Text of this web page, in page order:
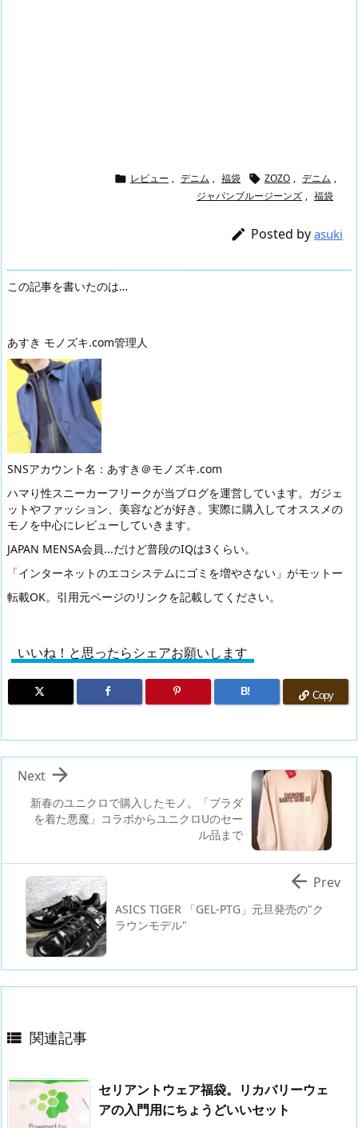
 レビュー , デニム , 福袋  ZOZO , デニム ,
ジャパンブルージーンズ , 福袋
 Posted by asuki
この記事を書いたのは…
あすき モノズキ.com管理人
SNSアカウント名：あすき＠モノズキ.com
ハマり性スニーカーフリークが当ブログを運営しています。ガジェ
ットやファッション、美容などが好き。実際に購入してオススメの
モノを中心にレビューしていきます。
JAPAN MENSA会員...だけど普段のIQは3くらい。
「インターネットのエコシステムにゴミを増やさない」がモットー
転載OK。引用元ページのリンクを記載してください。
いいね！と思ったらシェアお願いします
B! Copy
新春のユニクロで購入したモノ。「プラダ
を着た悪魔」コラボからユニクロUのセー
ル品まで

Next
ASICS TIGER 「GEL-PTG」元旦発売の"ク
ラウンモデル"
 Prev
 関連記事
セリアントウェア福袋。リカバリーウェ
アの入門用にちょうどいいセット